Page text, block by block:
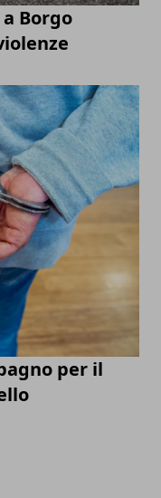
Borgo
per il